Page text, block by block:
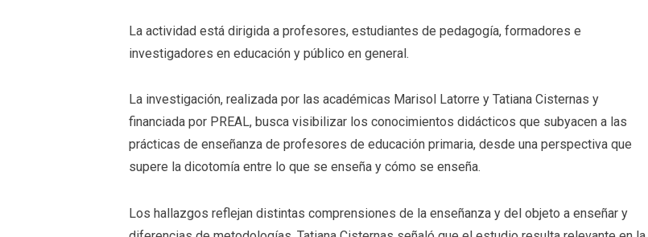
La actividad está dirigida a profesores, estudiantes de pedagogía, formadores e
investigadores en educación y público en general.
La investigación, realizada por las académicas Marisol Latorre y Tatiana Cisternas y
financiada por PREAL, busca visibilizar los conocimientos didácticos que subyacen a las
prácticas de enseñanza de profesores de educación primaria, desde una perspectiva que
supere la dicotomía entre lo que se enseña y cómo se enseña.
Los hallazgos reflejan distintas comprensiones de la enseñanza y del objeto a enseñar y